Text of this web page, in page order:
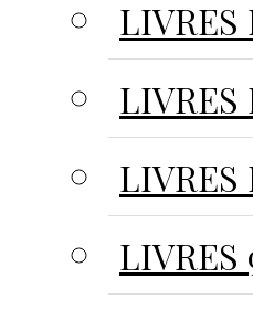
LIVRES
LIVRES
LIVRES
LIVRES